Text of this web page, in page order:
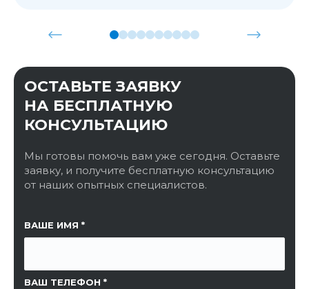
ОСТАВЬТЕ ЗАЯВКУ
НА БЕСПЛАТНУЮ
КОНСУЛЬТАЦИЮ
Мы готовы помочь вам уже сегодня. Оставьте
заявку, и получите бесплатную консультацию
от наших опытных специалистов.
ВАШЕ ИМЯ
ВАШ ТЕЛЕФОН
ССЫЛКА НА СТРАНИЦУ